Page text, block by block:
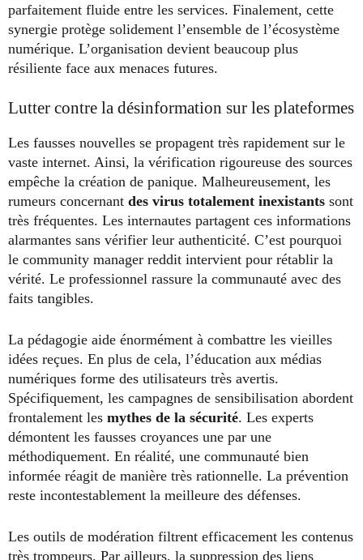
parfaitement fluide entre les services. Finalement, cette
synergie protège solidement l’ensemble de l’écosystème
numérique. L’organisation devient beaucoup plus
résiliente face aux menaces futures.
Lutter contre la désinformation sur les plateformes
Les fausses nouvelles se propagent très rapidement sur le
vaste internet. Ainsi, la vérification rigoureuse des sources
empêche la création de panique. Malheureusement, les
rumeurs concernant des virus totalement inexistants sont
très fréquentes. Les internautes partagent ces informations
alarmantes sans vérifier leur authenticité. C’est pourquoi
le community manager reddit intervient pour rétablir la
vérité. Le professionnel rassure la communauté avec des
faits tangibles.
La pédagogie aide énormément à combattre les vieilles
idées reçues. En plus de cela, l’éducation aux médias
numériques forme des utilisateurs très avertis.
Spécifiquement, les campagnes de sensibilisation abordent
frontalement les mythes de la sécurité. Les experts
démontent les fausses croyances une par une
méthodiquement. En réalité, une communauté bien
informée réagit de manière très rationnelle. La prévention
reste incontestablement la meilleure des défenses.
Les outils de modération filtrent efficacement les contenus
très trompeurs. Par ailleurs, la suppression des liens